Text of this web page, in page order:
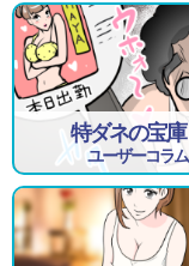
特ダネの宝庫
ユーザーコラム